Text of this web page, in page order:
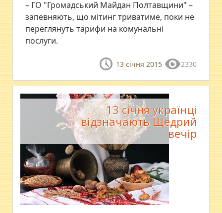
– ГО "Громадський Майдан Полтавщини" –
запевняють, що мітинг триватиме, поки не
переглянуть тарифи на комунальні
послуги.
13 січня 2015 2330
13 січня українці
відзначають Щедрий
вечір